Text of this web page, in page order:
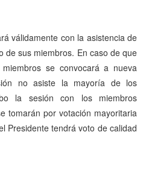
válidamente con la asistencia de
de sus miembros. En caso de que
se convocará a nueva
no asiste la mayoría de los
la sesión con los miembros
tomarán por votación mayoritaria
Presidente tendrá voto de calidad